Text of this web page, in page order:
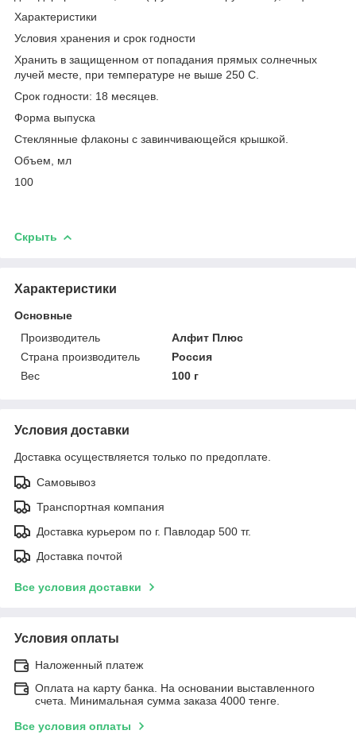
Характеристики
Условия хранения и срок годности
Хранить в защищенном от попадания прямых солнечных
лучей месте, при температуре не выше 250 С.
Срок годности: 18 месяцев.
Форма выпуска
Стеклянные флаконы с завинчивающейся крышкой.
Объем, мл
100
Скрыть
Характеристики
Основные
Производитель
Алфит Плюс
Страна производитель
Россия
Вес
100 г
Условия доставки
Доставка осуществляется только по предоплате.
Самовывоз
Транспортная компания
Доставка курьером по г. Павлодар 500 тг.
Доставка почтой
Все условия доставки
Условия оплаты
Наложенный платеж
Оплата на карту банка. На основании выставленного
счета. Минимальная сумма заказа 4000 тенге.
Все условия оплаты